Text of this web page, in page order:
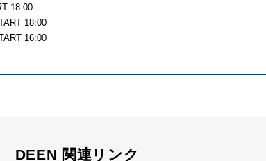
18:00
18:00
16:00
DEEN 関連リンク